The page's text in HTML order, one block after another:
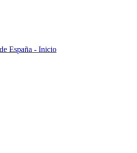
España - Inicio